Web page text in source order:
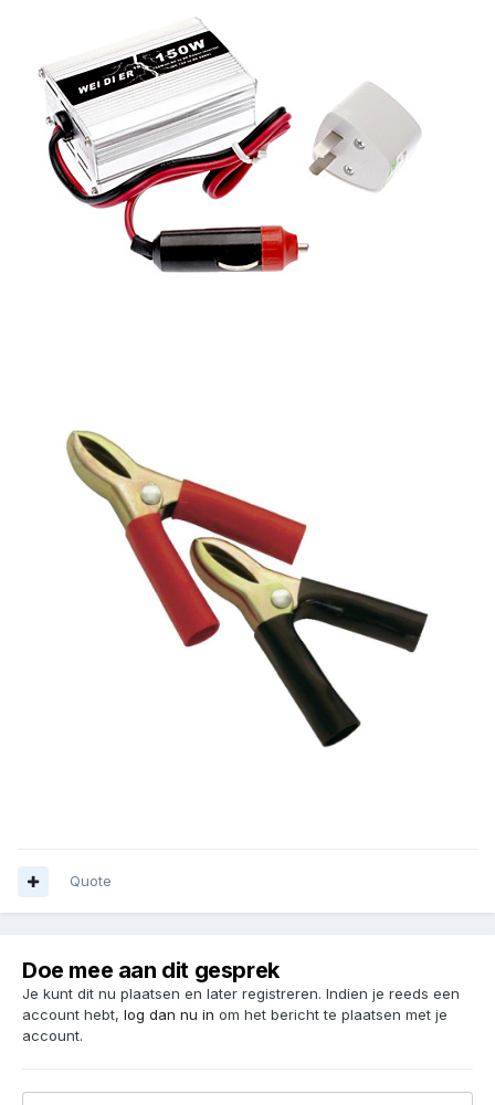
Quote
Doe mee aan dit gesprek
Je kunt dit nu plaatsen en later registreren. Indien je reeds een
account hebt, log dan nu in om het bericht te plaatsen met je
account.